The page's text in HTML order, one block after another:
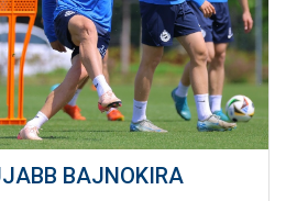
BAJNOKIRA